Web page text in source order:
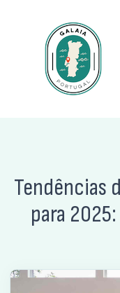
Tendências
para